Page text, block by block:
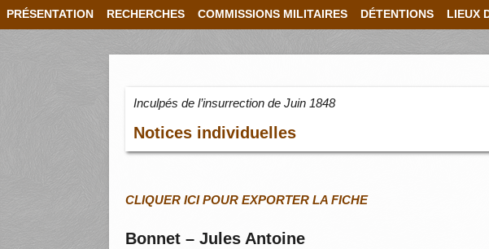
PRÉSENTATION RECHERCHES COMMISSIONS MILITAIRES DÉTENTIONS LIEUX
Inculpés de l’insurrection de Juin 1848
Notices individuelles
CLIQUER ICI POUR EXPORTER LA FICHE
Bonnet – Jules Antoine